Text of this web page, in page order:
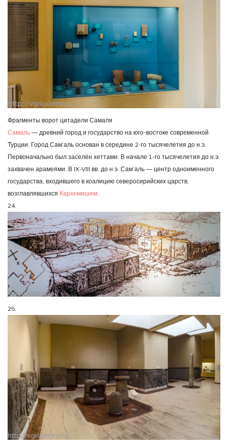
Фрагменты ворот цитадели Самаля
Самаль — древний город и государство на юго-востоке современной
Турции. Город Сам’аль основан в середине 2-го тысячелетия до н.э.
Первоначально был заселён хеттами. В начале 1-го тысячелетия до н.э.
захвачен арамеями. В IX-VIII вв. до н э. Сам’аль — центр одноименного
государства, входившего в коалицию северосирийских царств,
возглавлявшихся Кархемишем.
24.
25.